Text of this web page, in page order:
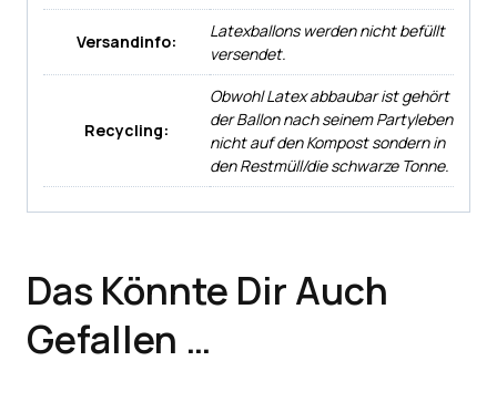
Versandinfo:
Latexballons werden nicht befüllt
versendet.
Recycling:
Obwohl Latex abbaubar ist gehört
der Ballon nach seinem Partyleben
nicht auf den Kompost sondern in
den Restmüll/die schwarze Tonne.
Das Könnte Dir Auch
Gefallen …